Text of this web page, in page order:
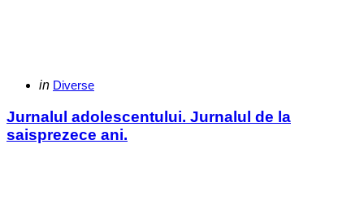
Categories
Posted
in Diverse
Jurnalul adolescentului. Jurnalul de la
saisprezece ani.